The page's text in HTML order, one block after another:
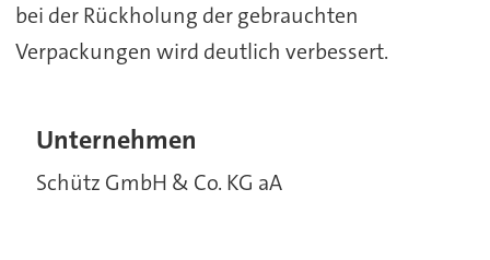
bei der Rückholung der gebrauchten
Verpackungen wird deutlich verbessert.
Unternehmen
Schütz GmbH & Co. KG aA